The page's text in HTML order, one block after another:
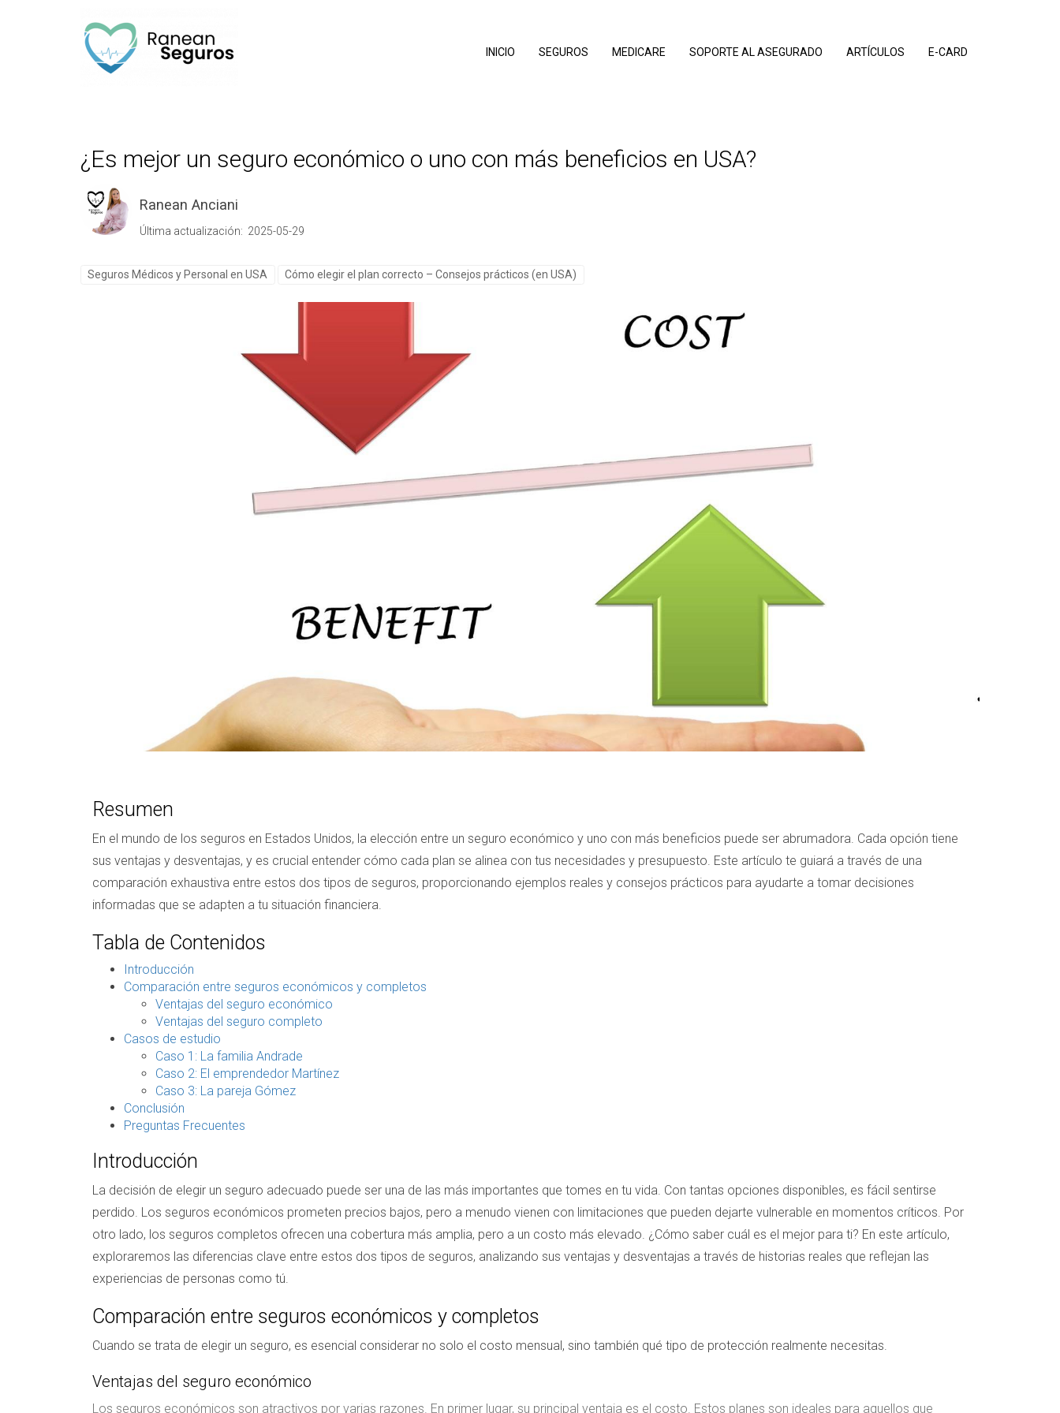
INICIO SEGUROS MEDICARE SOPORTE AL ASEGURADO ARTÍCULOS E-CARD
¿Es mejor un seguro económico o uno con más beneficios en USA?
Ranean Anciani
Última actualización: 2025-05-29
Seguros Médicos y Personal en USA Cómo elegir el plan correcto – Consejos prácticos (en USA)
Resumen
En el mundo de los seguros en Estados Unidos, la elección entre un seguro económico y uno con más beneficios puede ser abrumadora. Cada opción tiene
sus ventajas y desventajas, y es crucial entender cómo cada plan se alinea con tus necesidades y presupuesto. Este artículo te guiará a través de una
comparación exhaustiva entre estos dos tipos de seguros, proporcionando ejemplos reales y consejos prácticos para ayudarte a tomar decisiones
informadas que se adapten a tu situación financiera.
Tabla de Contenidos
Introducción
Comparación entre seguros económicos y completos
Ventajas del seguro económico
Ventajas del seguro completo
Casos de estudio
Caso 1: La familia Andrade
Caso 2: El emprendedor Martínez
Caso 3: La pareja Gómez
Conclusión
Preguntas Frecuentes
Introducción
La decisión de elegir un seguro adecuado puede ser una de las más importantes que tomes en tu vida. Con tantas opciones disponibles, es fácil sentirse
perdido. Los seguros económicos prometen precios bajos, pero a menudo vienen con limitaciones que pueden dejarte vulnerable en momentos críticos. Por
otro lado, los seguros completos ofrecen una cobertura más amplia, pero a un costo más elevado. ¿Cómo saber cuál es el mejor para ti? En este artículo,
exploraremos las diferencias clave entre estos dos tipos de seguros, analizando sus ventajas y desventajas a través de historias reales que reflejan las
experiencias de personas como tú.
Comparación entre seguros económicos y completos
Cuando se trata de elegir un seguro, es esencial considerar no solo el costo mensual, sino también qué tipo de protección realmente necesitas.
Ventajas del seguro económico
Los seguros económicos son atractivos por varias razones. En primer lugar, su principal ventaja es el costo. Estos planes son ideales para aquellos que